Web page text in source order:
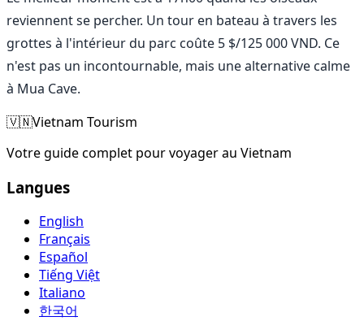
reviennent se percher. Un tour en bateau à travers les
grottes à l'intérieur du parc coûte 5 $/125 000 VND. Ce
n'est pas un incontournable, mais une alternative calme
à Mua Cave.
🇻🇳Vietnam Tourism
Votre guide complet pour voyager au Vietnam
Langues
English
Français
Español
Tiếng Việt
Italiano
한국어